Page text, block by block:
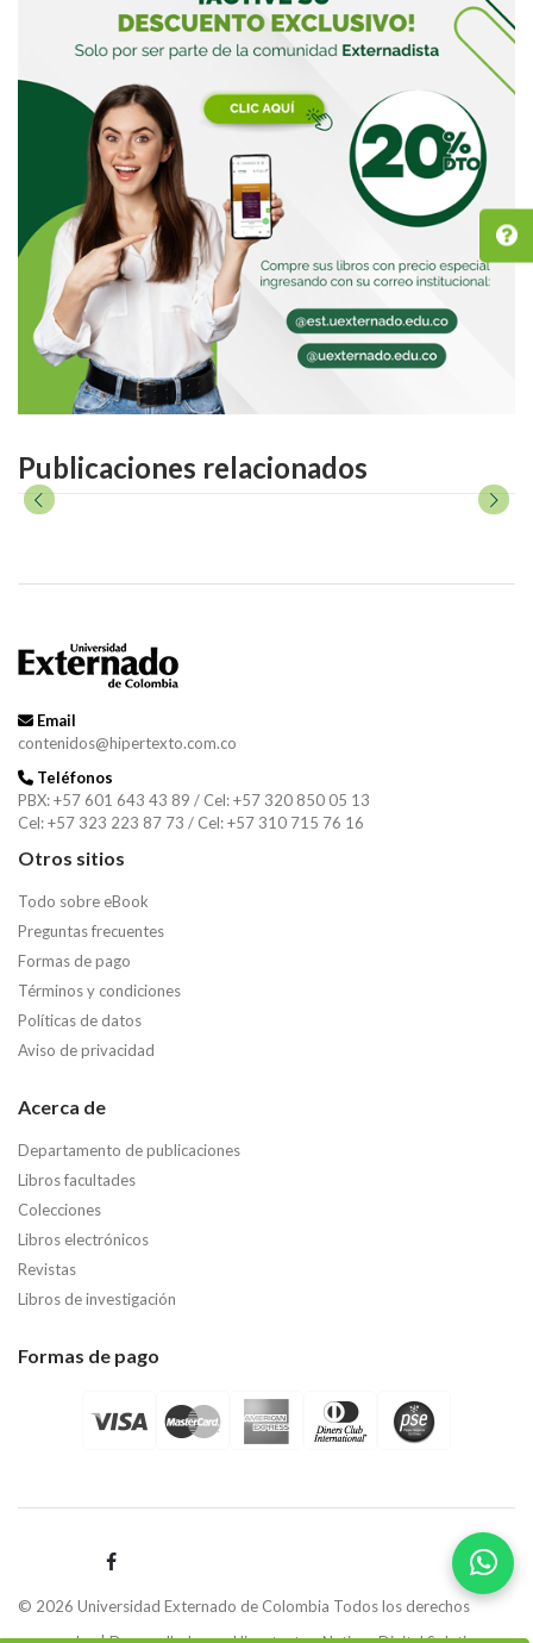
Publicaciones relacionados
Email
contenidos@hipertexto.com.co
Teléfonos
PBX: +57 601 643 43 89 / Cel: +57 320 850 05 13
Cel: +57 323 223 87 73 / Cel: +57 310 715 76 16
Otros sitios
Todo sobre eBook
Preguntas frecuentes
Formas de pago
Términos y condiciones
Políticas de datos
Aviso de privacidad
Acerca de
Departamento de publicaciones
Libros facultades
Colecciones
Libros electrónicos
Revistas
Libros de investigación
Formas de pago
© 2026 Universidad Externado de Colombia Todos los derechos